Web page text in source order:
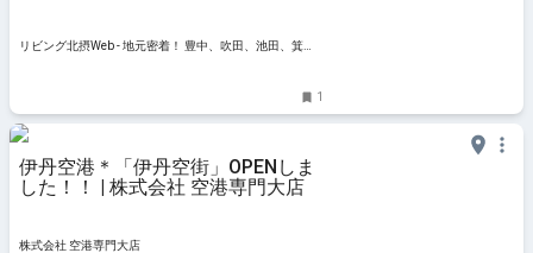
リビング北摂Web - 地元密着！ 豊中、吹田、池田、箕
1
伊丹空港＊「伊丹空街」OPENしま
した！！ | 株式会社 空港専門大店
株式会社 空港専門大店